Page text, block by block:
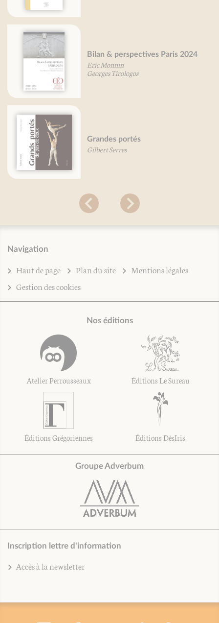
Bilan & perspectives Paris 2024
Eric Monnin
Georges Tirologos
Grandes portés
Gilbert Serres
Navigation
Haut de page Plan du site
Mentions légales
Gestion des cookies
Nos éditions
Atelier Perrousseaux Éditions Le Sureau
Éditions Grégoriennes Éditions DésIris
Groupe Adverbum
Inscription lettre d'information
Accès à la newsletter